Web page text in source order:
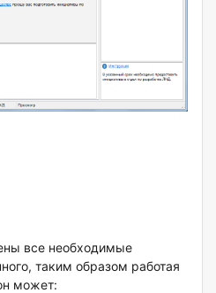
все необходимые
таким образом работая
может: